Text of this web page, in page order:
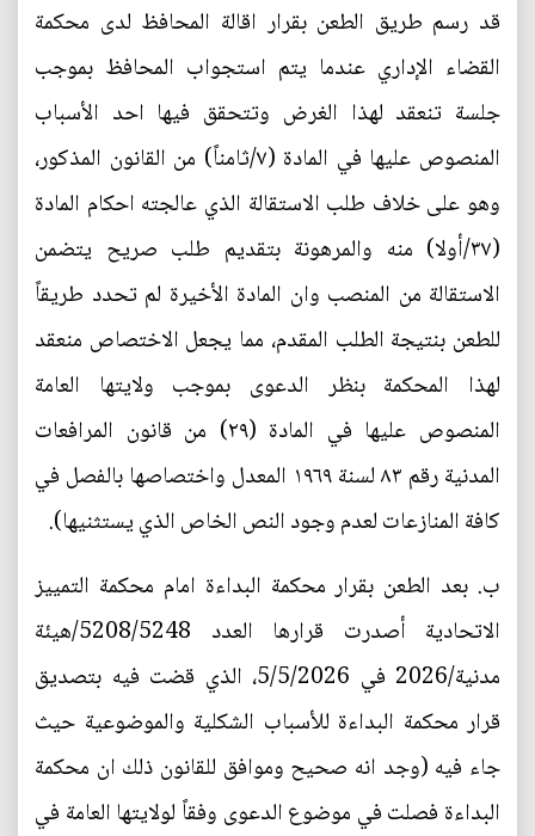
قد رسم طريق الطعن بقرار اقالة المحافظ لدى محكمة
القضاء الإداري عندما يتم استجواب المحافظ بموجب
جلسة تنعقد لهذا الغرض وتتحقق فيها احد الأسباب
المنصوص عليها في المادة (٧/ثامناً) من القانون المذكور،
وهو على خلاف طلب الاستقالة الذي عالجته احكام المادة
(٣٧/أولا) منه والمرهونة بتقديم طلب صريح يتضمن
الاستقالة من المنصب وان المادة الأخيرة لم تحدد طريقاً
للطعن بنتيجة الطلب المقدم، مما يجعل الاختصاص منعقد
لهذا المحكمة بنظر الدعوى بموجب ولايتها العامة
المنصوص عليها في المادة (٢٩) من قانون المرافعات
المدنية رقم ٨٣ لسنة ١٩٦٩ المعدل واختصاصها بالفصل في
كافة المنازعات لعدم وجود النص الخاص الذي يستثنيها).
‌ب. بعد الطعن بقرار محكمة البداءة امام محكمة التمييز
الاتحادية أصدرت قرارها العدد 5208/5248/هيئة
مدنية/2026 في 5/5/2026، الذي قضت فيه بتصديق
قرار محكمة البداءة للأسباب الشكلية والموضوعية حيث
جاء فيه (وجد انه صحيح وموافق للقانون ذلك ان محكمة
البداءة فصلت في موضوع الدعوى وفقاً لولايتها العامة في